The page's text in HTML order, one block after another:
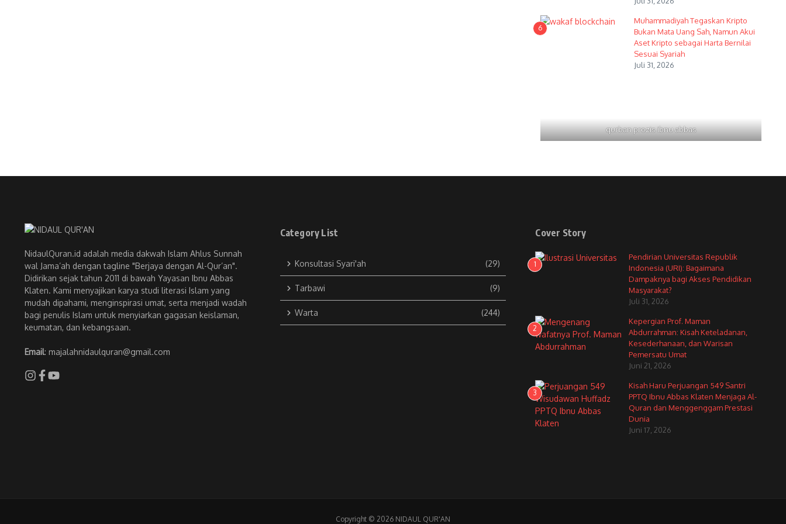
6
Muhammadiyah Tegaskan Kripto
Bukan Mata Uang Sah, Namun Akui
Aset Kripto sebagai Harta Bernilai
Sesuai Syariah
Juli 31, 2026
qurban prozis ibnu abbas
NidaulQuran.id adalah media dakwah Islam Ahlus Sunnah
wal Jama’ah dengan tagline "Berjaya dengan Al-Qur’an".
Didirikan sejak tahun 2011 di bawah Yayasan Ibnu Abbas
Klaten. Kami menyajikan karya studi literasi Islam yang
mudah dipahami, menginspirasi umat, serta menjadi wadah
bagi penulis Islam untuk menyiarkan gagasan keislaman,
keumatan, dan kebangsaan.
Email: majalahnidaulquran@gmail.com
Category List
Konsultasi Syari'ah (29)
Tarbawi (9)
Warta (244)
Cover Story
1
Pendirian Universitas Republik
Indonesia (URI): Bagaimana
Dampaknya bagi Akses Pendidikan
Masyarakat?
Juli 31, 2026
2
Kepergian Prof. Maman
Abdurrahman: Kisah Keteladanan,
Kesederhanaan, dan Warisan
Pemersatu Umat
Juni 21, 2026
3
Kisah Haru Perjuangan 549 Santri
PPTQ Ibnu Abbas Klaten Menjaga Al-
Quran dan Menggenggam Prestasi
Dunia
Juni 17, 2026
Copyright © 2026 NIDAUL QUR'AN